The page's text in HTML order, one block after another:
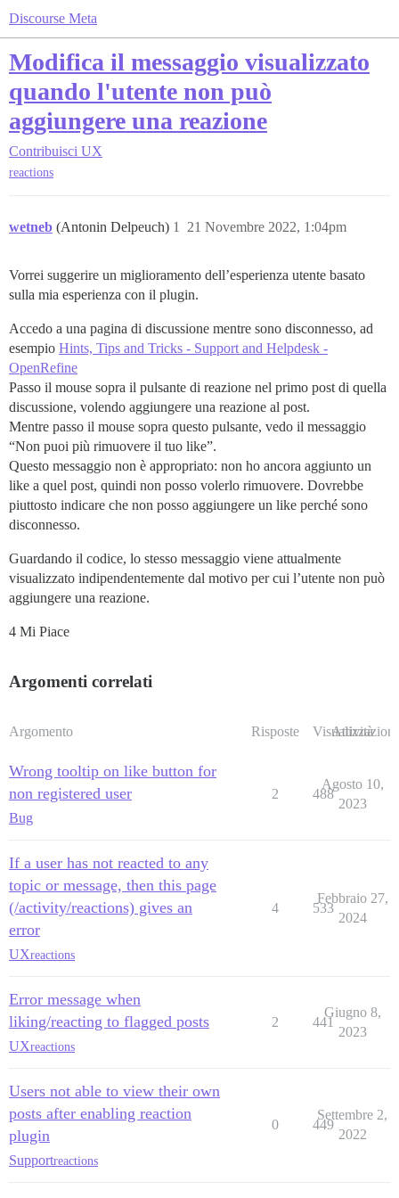
Discourse Meta
Modifica il messaggio visualizzato
quando l'utente non può
aggiungere una reazione
Contribuisci UX
reactions
wetneb (Antonin Delpeuch) 21 Novembre 2022, 1:04pm
1
Vorrei suggerire un miglioramento dell’esperienza utente basato
sulla mia esperienza con il plugin.
Accedo a una pagina di discussione mentre sono disconnesso, ad
esempio Hints, Tips and Tricks - Support and Helpdesk -
OpenRefine
Passo il mouse sopra il pulsante di reazione nel primo post di quella
discussione, volendo aggiungere una reazione al post.
Mentre passo il mouse sopra questo pulsante, vedo il messaggio
“Non puoi più rimuovere il tuo like”.
Questo messaggio non è appropriato: non ho ancora aggiunto un
like a quel post, quindi non posso volerlo rimuovere. Dovrebbe
piuttosto indicare che non posso aggiungere un like perché sono
disconnesso.
Guardando il codice, lo stesso messaggio viene attualmente
visualizzato indipendentemente dal motivo per cui l’utente non può
aggiungere una reazione.
4 Mi Piace
Argomenti correlati
Argomento Risposte Visualizzazioni
Attività
Wrong tooltip on like button for
non registered user
Bug
2 488
Agosto 10,
2023
If a user has not reacted to any
topic or message, then this page
(/activity/reactions) gives an
error
UXreactions
4 533
Febbraio 27,
2024
Error message when
liking/reacting to flagged posts
UXreactions
2 441
Giugno 8,
2023
Users not able to view their own
posts after enabling reaction
plugin
Supportreactions
0 449
Settembre 2,
2022